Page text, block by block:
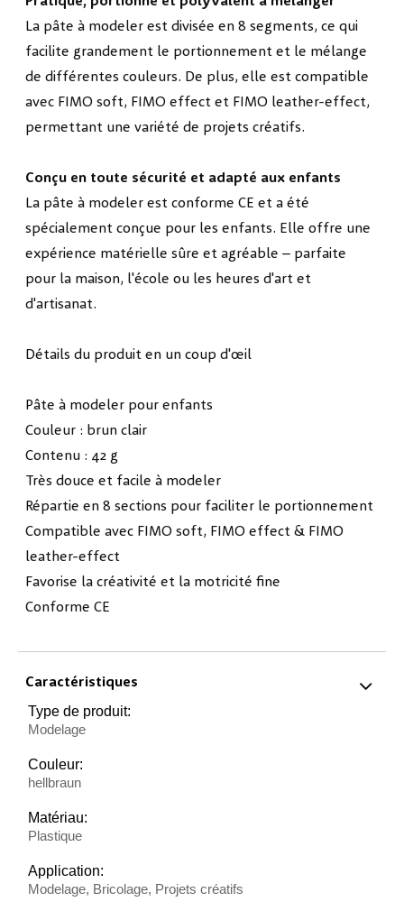
La pâte à modeler est divisée en 8 segments, ce qui
facilite grandement le portionnement et le mélange
de différentes couleurs. De plus, elle est compatible
avec FIMO soft, FIMO effect et FIMO leather-effect,
permettant une variété de projets créatifs.
Conçu en toute sécurité et adapté aux enfants
La pâte à modeler est conforme CE et a été
spécialement conçue pour les enfants. Elle offre une
expérience matérielle sûre et agréable – parfaite
pour la maison, l'école ou les heures d'art et
d'artisanat.
Détails du produit en un coup d'œil
Pâte à modeler pour enfants
Couleur : brun clair
Contenu : 42 g
Très douce et facile à modeler
Répartie en 8 sections pour faciliter le portionnement
Compatible avec FIMO soft, FIMO effect & FIMO
leather-effect
Favorise la créativité et la motricité fine
Conforme CE
Caractéristiques
Type de produit:
Modelage
Couleur:
hellbraun
Matériau:
Plastique
Application:
Modelage, Bricolage, Projets créatifs